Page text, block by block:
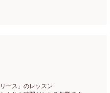
ース」のレッスン